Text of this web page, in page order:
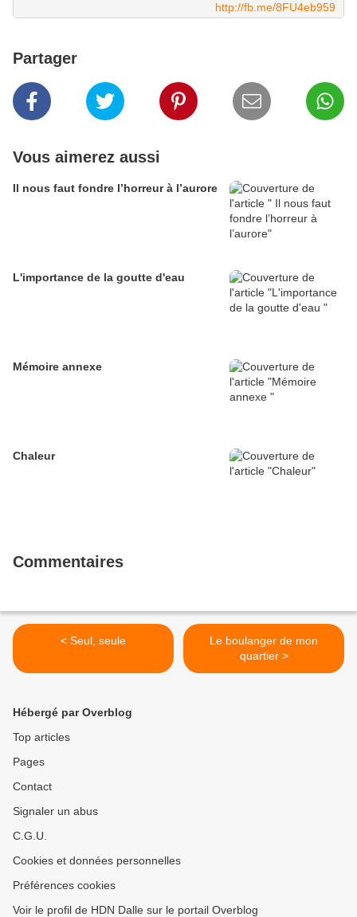
http://fb.me/8FU4eb959
Partager
Vous aimerez aussi
Il nous faut fondre l’horreur à l’aurore
L'importance de la goutte d'eau
Mémoire annexe
Chaleur
Commentaires
< Seul, seule
Le boulanger de mon
quartier >
Hébergé par Overblog
Top articles
Pages
Contact
Signaler un abus
C.G.U.
Cookies et données personnelles
Préférences cookies
Voir le profil de HDN Dalle sur le portail Overblog